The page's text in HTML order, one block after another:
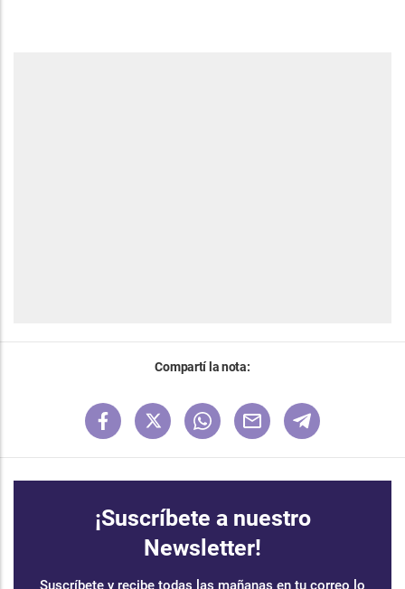
Compartí la nota:
¡Suscríbete a nuestro
Newsletter!
Suscríbete y recibe todas las mañanas en tu correo lo